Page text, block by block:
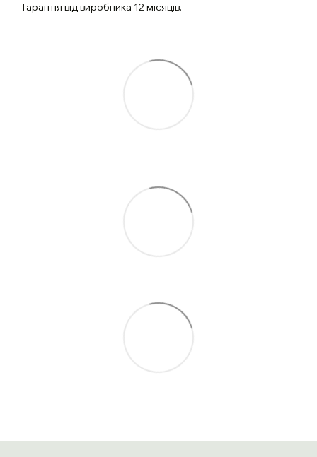
Гарантія від виробника 12 місяців.